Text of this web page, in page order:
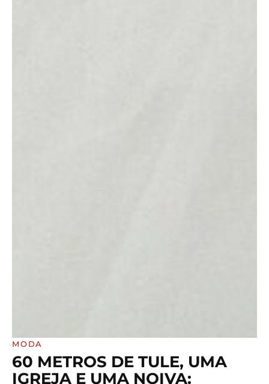
MODA
60 METROS DE TULE, UMA
IGREJA E UMA NOIVA: